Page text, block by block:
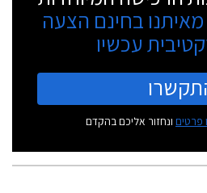
בחינם הצעה
עכשיו
פרטים ונחזור אליכם בהקדם